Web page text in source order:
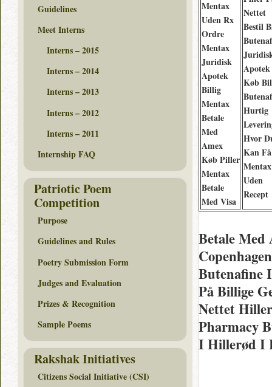
Mentax
Uden Rx
Ordre
Mentax
Juridisk
Apotek
Billig
Mentax
Betale
Med
Amex
Køb Piller
Mentax
Betale
Med Visa
Nettet
Bestil
Apotek
Køb
Hurtig
Hvor
Kan Få
Uden
Recept
Betale Med
Butenafine
På Billige
Nettet
Pharmacy
I Hillerød I
Guidelines
Meet Interns
Interns – 2015
Interns – 2014
Interns – 2013
Interns – 2012
Interns – 2011
Internship FAQ
Patriotic Poem
Competition
Purpose
Guidelines and Rules
Poetry Submission Form
Judges and Evaluation
Prizes & Recognition
Sample Poems
Rakshak Initiatives
Citizens Social Initiative (CSI)